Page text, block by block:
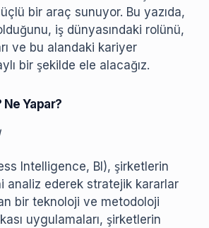
bir araç sunuyor. Bu yazıda,
iş dünyasındaki rolünü,
ve bu alandaki kariyer
bir şekilde ele alacağız.
Ne Yapar?
Intelligence, BI), şirketlerin
analiz ederek stratejik kararlar
bir teknoloji ve metodoloji
uygulamaları, şirketlerin